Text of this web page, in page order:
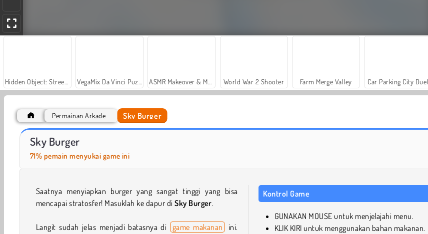
World War 2 Shooter Farm Merge Valley Car Parking City Duel
Royal Story
Permainan Arkade Sky Burger
Sky Burger
71% pemain menyukai game ini
Saatnya menyiapkan burger yang sangat tinggi yang bisa
mencapai stratosfer! Masuklah ke dapur diSky Burger.
Langit sudah jelas menjadi batasnya di game makanan ini.
Kontrol Game
GUNAKAN MOUSE untuk menjelajahi menu.
KLIK KIRI untuk menggunakan bahan makanan.